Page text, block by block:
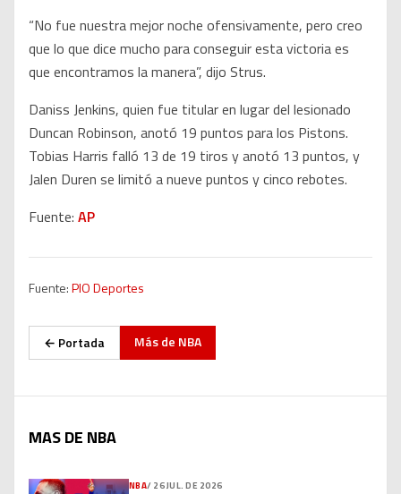
“No fue nuestra mejor noche ofensivamente, pero creo
que lo que dice mucho para conseguir esta victoria es
que encontramos la manera”, dijo Strus.
Daniss Jenkins, quien fue titular en lugar del lesionado
Duncan Robinson, anotó 19 puntos para los Pistons.
Tobias Harris falló 13 de 19 tiros y anotó 13 puntos, y
Jalen Duren se limitó a nueve puntos y cinco rebotes.
Fuente: AP
Fuente:PIO Deportes
← Portada Más de NBA
MAS DE NBA
NBA/ 26 JUL. DE 2026